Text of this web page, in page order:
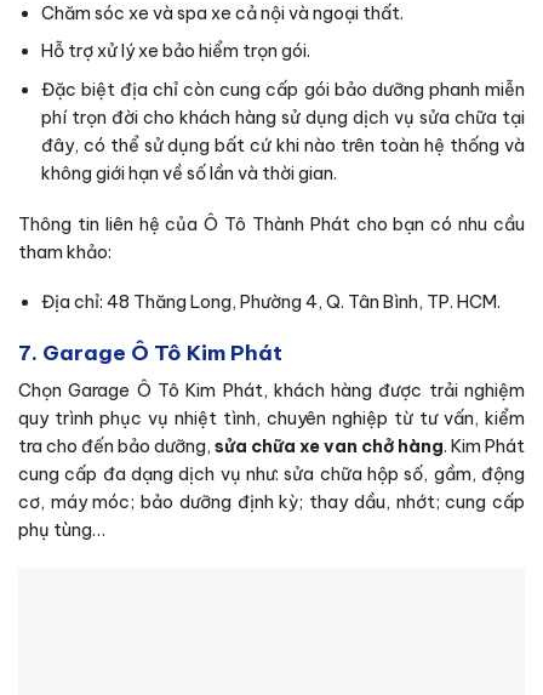
Chăm sóc xe và spa xe cả nội và ngoại thất.
Hỗ trợ xử lý xe bảo hiểm trọn gói.
Đặc biệt địa chỉ còn cung cấp gói bảo dưỡng phanh miễn
phí trọn đời cho khách hàng sử dụng dịch vụ sửa chữa tại
đây, có thể sử dụng bất cứ khi nào trên toàn hệ thống và
không giới hạn về số lần và thời gian.
Thông tin liên hệ của Ô Tô Thành Phát cho bạn có nhu cầu
tham khảo:
Địa chỉ: 48 Thăng Long, Phường 4, Q. Tân Bình, TP. HCM.
7. Garage Ô Tô Kim Phát
Chọn Garage Ô Tô Kim Phát, khách hàng được trải nghiệm
quy trình phục vụ nhiệt tình, chuyên nghiệp từ tư vấn, kiểm
tra cho đến bảo dưỡng, sửa chữa xe van chở hàng. Kim Phát
cung cấp đa dạng dịch vụ như: sửa chữa hộp số, gầm, động
cơ, máy móc; bảo dưỡng định kỳ; thay dầu, nhớt; cung cấp
phụ tùng…